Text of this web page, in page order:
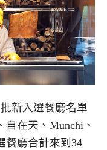
新入選餐廳名單
在天、Munchi、
餐廳合計來到34